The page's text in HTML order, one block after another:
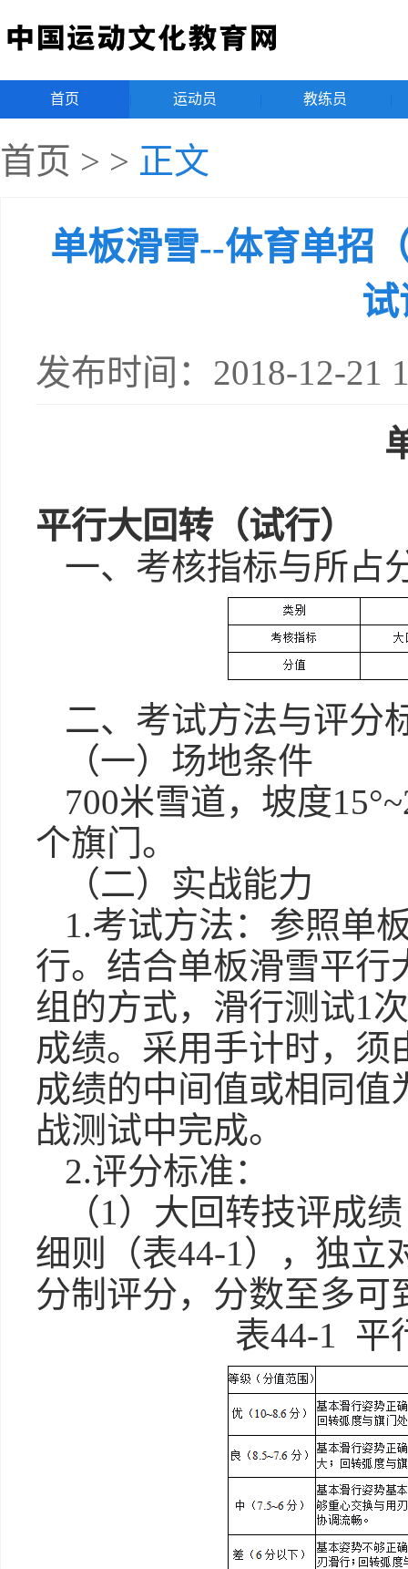
首页 运动员 教练员
首页 > > 正文
单板滑雪--体育单招
发布时间：2018-12-
平行大回转（试行）
一、考核指标与所占
二、考试方法与评分
（一）场地条件
700米雪道，坡度
个旗门。
（二）实战能力
1.考试方法：参照单
行。结合单板滑雪平行
组的方式，滑行测试1
成绩。采用手计时，
成绩的中间值或相同
战测试中完成。
2.评分标准：
（1）大回转技评成
细则（表44-1），独立
分制评分，分数至多可
表44-1 平